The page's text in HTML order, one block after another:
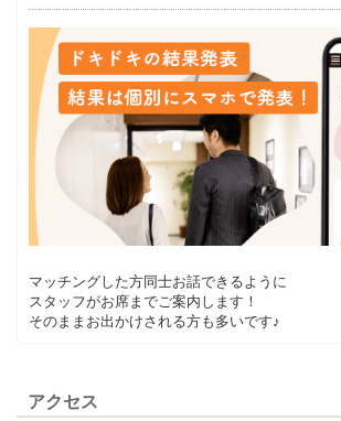
マッチングした方同士お話できるように
スタッフがお席までご案内します！
そのままお出かけされる方も多いです♪
アクセス